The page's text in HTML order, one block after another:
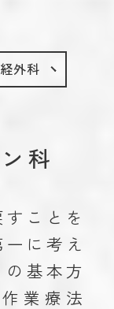
外科
科
ことを
に考え
基本方
業療法